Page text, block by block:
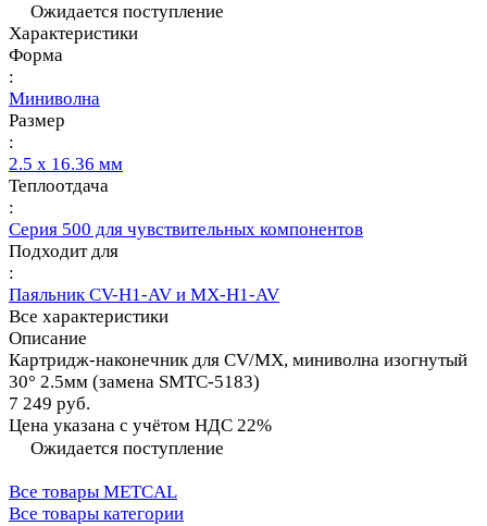
Ожидается поступление
Характеристики
Форма
:
Миниволна
Размер
:
2.5 x 16.36 мм
Теплоотдача
:
Серия 500 для чувствительных компонентов
Подходит для
:
Паяльник CV-H1-AV и MX-H1-AV
Все характеристики
Описание
Картридж-наконечник для СV/MX, миниволна изогнутый
30° 2.5мм (замена SMTC-5183)
7 249 руб.
Цена указана с учётом НДС 22%
Ожидается поступление
Все товары METCAL
Все товары категории